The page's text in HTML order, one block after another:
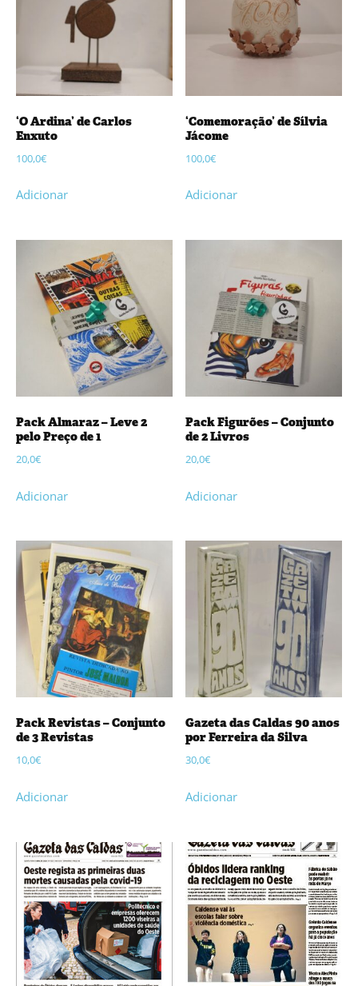
‘O Ardina’ de Carlos
Enxuto
100,0€
Adicionar
‘Comemoração’ de Sílvia
Jácome
100,0€
Adicionar
Pack Almaraz – Leve 2
pelo Preço de 1
20,0€
Adicionar
Pack Figurões – Conjunto
de 2 Livros
20,0€
Adicionar
Pack Revistas – Conjunto
de 3 Revistas
10,0€
Adicionar
Gazeta das Caldas 90 anos
por Ferreira da Silva
30,0€
Adicionar